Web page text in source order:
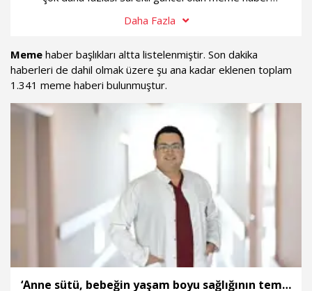
Daha Fazla
Meme haber başlıkları altta listelenmiştir. Son dakika
haberleri de dahil olmak üzere şu ana kadar eklenen toplam
1.341 meme haberi bulunmuştur.
‘Anne sütü, bebeğin yaşam boyu sağlığının temelini oluşturuyor’